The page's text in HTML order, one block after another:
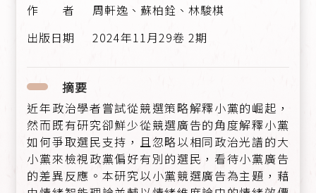
周軒逸、蘇柏銓、林駿棋
2024年11月29卷 2期
摘要
近年政治學者嘗試從競選策略解釋小黨的崛起，
然而既有研究卻鮮少從競選廣告的角度解釋小黨
如何爭取選民支持，且忽略以相同政治光譜的大
小黨來檢視政黨偏好有別的選民，看待小黨廣告
的差異反應。本研究以小黨競選廣告為主題，藉